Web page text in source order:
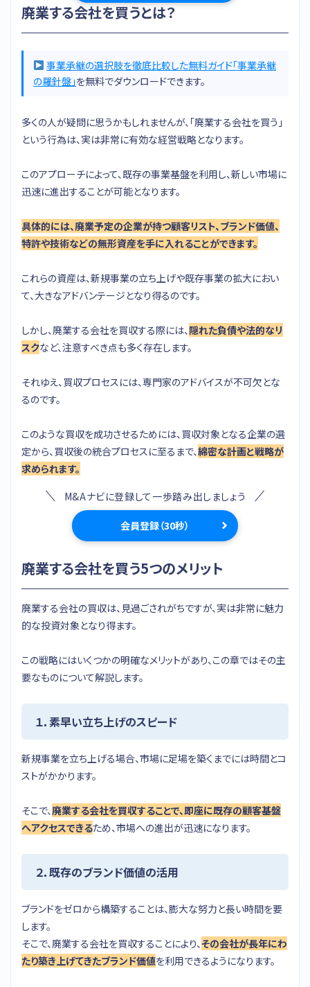
廃業する会社を買うとは？
事業承継の選択肢を徹底比較した無料ガイド「事業承継
の羅針盤」を無料でダウンロードできます。
多くの人が疑問に思うかもしれませんが、「廃業する会社を買う」
という行為は、実は非常に有効な経営戦略となります。
このアプローチによって、既存の事業基盤を利用し、新しい市場に
迅速に進出することが可能となります。
具体的には、廃業予定の企業が持つ顧客リスト、ブランド価値、
特許や技術などの無形資産を手に入れることができます。
これらの資産は、新規事業の立ち上げや既存事業の拡大におい
て、大きなアドバンテージとなり得るのです。
しかし、廃業する会社を買収する際には、 隠れた負債や法的なリ
スクなど、注意すべき点も多く存在します。
それゆえ、買収プロセスには、専門家のアドバイスが不可欠とな
るのです。
このような買収を成功させるためには、買収対象となる企業の選
定から、買収後の統合プロセスに至るまで、綿密な計画と戦略が
求められます。
M&Aナビに登録して一歩踏み出しましょう
会員登録（30秒）
廃業する会社を買う5つのメリット
廃業する会社の買収は、見過ごされがちですが、実は非常に魅力
的な投資対象となり得ます。
この戦略にはいくつかの明確なメリットがあり、この章ではその主
要なものについて解説します。
１．素早い立ち上げのスピード
新規事業を立ち上げる場合、市場に足場を築くまでには時間とコ
ストがかかります。
そこで、 廃業する会社を買収することで、即座に既存の顧客基盤
へアクセスできるため、市場への進出が迅速になります。
２．既存のブランド価値の活用
ブランドをゼロから構築することは、膨大な努力と長い時間を要
します。
そこで、廃業する会社を買収することにより、その会社が長年にわ
たり築き上げてきたブランド価値を利用できるようになります。